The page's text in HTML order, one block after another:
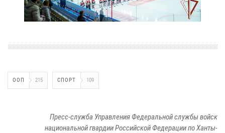
ООП 215 СПОРТ 109
Пресс-служба Управления Федеральной службы войск
национальной гвардии Российской Федерации по Ханты-